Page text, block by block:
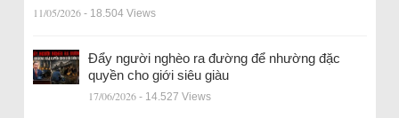
11/05/2026 - 18.504 Views
Đẩy người nghèo ra đường để nhường đặc
quyền cho giới siêu giàu
17/06/2026 - 14.527 Views